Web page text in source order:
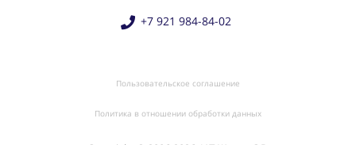
+7 921 984-84-02
Пользовательское соглашение
Политика в отношении обработки данных